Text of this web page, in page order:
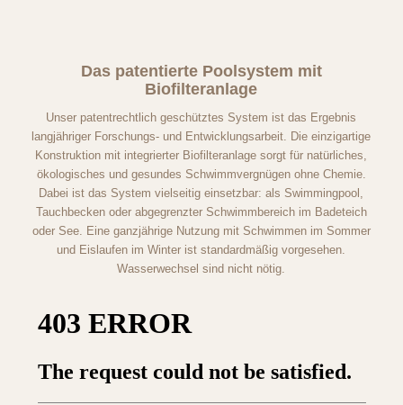
Das patentierte Poolsystem mit
Biofilteranlage
Unser patentrechtlich geschütztes System ist das Ergebnis
langjähriger Forschungs- und Entwicklungsarbeit. Die einzigartige
Konstruktion mit integrierter Biofilteranlage sorgt für natürliches,
ökologisches und gesundes Schwimmvergnügen ohne Chemie.
Dabei ist das System vielseitig einsetzbar: als Swimmingpool,
Tauchbecken oder abgegrenzter Schwimmbereich im Badeteich
oder See. Eine ganzjährige Nutzung mit Schwimmen im Sommer
und Eislaufen im Winter ist standardmäßig vorgesehen.
Wasserwechsel sind nicht nötig.